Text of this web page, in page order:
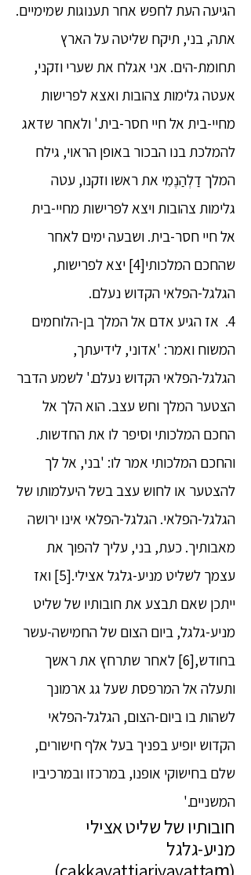
הגיעה העת לחפש אחר תענוגות שמימיים.
אתה, בני, תיקח שליטה על הארץ
תחומת-הים. אני אגלח את שערי וזקני,
אעטה גלימות צהובות ואצא לפרישות
מחיי-בית אל חיי חסר-בית.' ולאחר שדאג
להמלכת בנו הבכור באופן הראוי, גילח
המלך דַלְהַנֶמִי את ראשו וזקנו, עטה
גלימות צהובות ויצא לפרישות מחיי-בית
אל חיי חסר-בית. ושבעה ימים לאחר
שהחכם המלכותי[4] יצא לפרישות,
הגלגל-הפלאי הקדוש נעלם.
4. אז הגיע אדם אל המלך בן-הלוחמים
המשוח ואמר: 'אדוני, לידיעתך,
הגלגל-הפלאי הקדוש נעלם.' לשמע הדבר
הצטער המלך וחש עצב. הוא הלך אל
החכם המלכותי וסיפר לו את החדשות.
והחכם המלכותי אמר לו: 'בני, אל לך
להצטער או לחוש עצב בשל היעלמותו של
הגלגל-הפלאי. הגלגל-הפלאי אינו ירושה
מאבותיך. כעת, בני, עליך להפוך את
עצמך לשליט מניע-גלגל אצילי.[5] ואז
ייתכן שאם תבצע את חובותיו של שליט
מניע-גלגל, ביום הצום של החמישה-עשר
בחודש,[6] לאחר שתרחץ את ראשך
ותעלה אל המרפסת שעל גג ארמונך
לשהות בו ביום-הצום, הגלגל-הפלאי
הקדוש יופיע בפניך בעל אלף חישורים,
שלם בחישוקי אופנו, במרכזו ובמרכיביו
המשניים.'
חובותיו של שליט אצילי
מניע-גלגל